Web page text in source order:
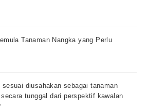
Tanaman Nangka yang Perlu
sesuai diusahakan sebagai tanaman
tunggal dari perspektif kawalan